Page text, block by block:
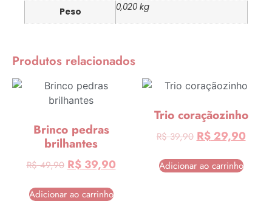
Peso 0,020 kg
Produtos relacionados
Brinco pedras
brilhantes
R$49,90 R$39,90
Adicionar ao carrinho
Trio coraçãozinho
R$39,90 R$29,90
Adicionar ao carrinho